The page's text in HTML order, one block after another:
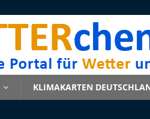
KLIMAKARTEN